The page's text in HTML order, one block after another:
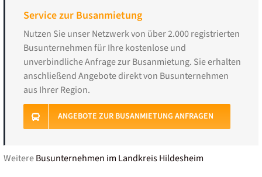
Service zur Busanmietung
Nutzen Sie unser Netzwerk von über 2.000 registrierten
Busunternehmen für Ihre kostenlose und
unverbindliche Anfrage zur Busanmietung. Sie erhalten
anschließend Angebote direkt von Busunternehmen
aus Ihrer Region.
ANGEBOTE ZUR BUSANMIETUNG ANFRAGEN
WeitereBusunternehmen im Landkreis Hildesheim